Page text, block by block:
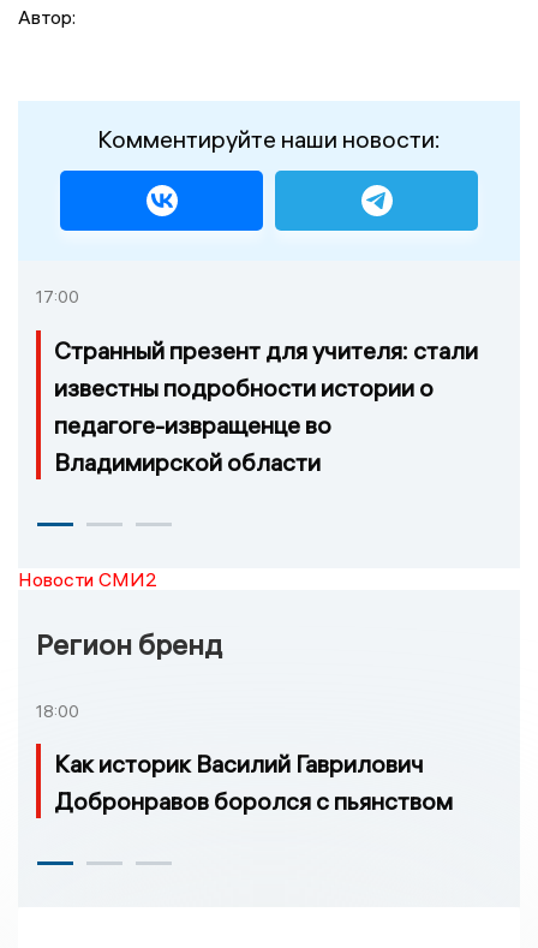
Автор:
Комментируйте наши новости:
17:00
Странный презент для учителя: стали
известны подробности истории о
педагоге-извращенце во
Владимирской области
Новости СМИ2
Регион бренд
18:00
Как историк Василий Гаврилович
Добронравов боролся с пьянством